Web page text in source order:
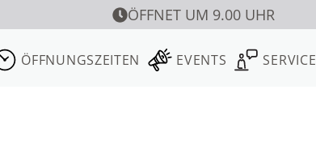
ÖFFNET UM 9.00 UHR
ÖFFNUNGSZEITEN EVENTS SERVICE